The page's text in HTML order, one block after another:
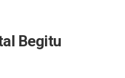
Begitu